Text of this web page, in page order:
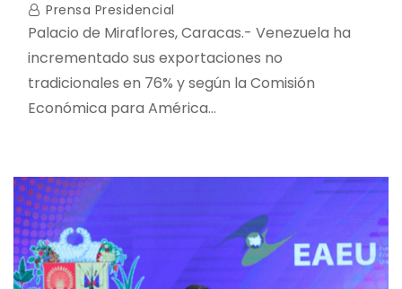
Prensa Presidencial
Palacio de Miraflores, Caracas.- Venezuela ha
incrementado sus exportaciones no
tradicionales en 76% y según la Comisión
Económica para América…